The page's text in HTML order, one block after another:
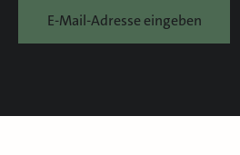
E-Mail-Adresse eingeben